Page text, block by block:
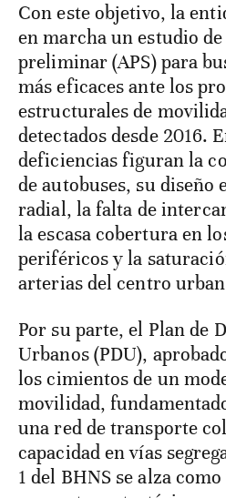
Con este objetivo, la
en marcha un estudio
preliminar (APS) para
más eficaces ante los
estructurales de
detectados desde 2016.
deficiencias figuran la
de autobuses, su diseño
radial, la falta de
la escasa cobertura en
periféricos y la
arterias del centro
Por su parte, el Plan de
Urbanos (PDU),
los cimientos de un
movilidad,
una red de transporte
capacidad en vías
1 del BHNS se alza